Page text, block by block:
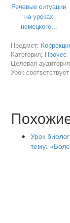
Не
выполнять
У меня есть
Умываться,
едой, класть
Пусть
Говорят не зря
«Добрый
О каких
Речевые ситуации
на уроках
немецкого...
Предмет:
Категория: Прочее
Целевая
Урок
Урок
тему: